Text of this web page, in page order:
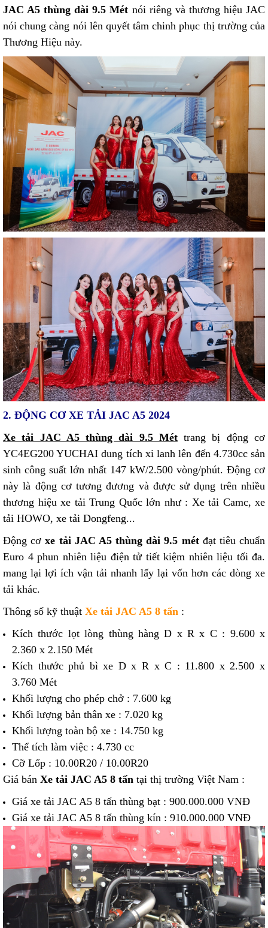
JAC A5 thùng dài 9.5 Mét nói riêng và thương hiệu JAC
nói chung càng nói lên quyết tâm chinh phục thị trường của
Thương Hiệu này.
2. ĐỘNG CƠ XE TẢI JAC A5 2024
Xe tải JAC A5 thùng dài 9.5 Méttrang bị động cơ
YC4EG200 YUCHAI dung tích xi lanh lên đến 4.730cc sản
sinh công suất lớn nhất 147 kW/2.500 vòng/phút. Động cơ
này là động cơ tương đương và được sử dụng trên nhiều
thương hiệu xe tải Trung Quốc lớn như : Xe tải Camc, xe
tải HOWO, xe tải Dongfeng...
Động cơxe tải JAC A5 thùng dài 9.5 métđạt tiêu chuẩn
Euro 4 phun nhiên liệu điện tử tiết kiệm nhiên liệu tối đa.
mang lại lợi ích vận tải nhanh lấy lại vốn hơn các dòng xe
tải khác.
Thông số kỹ thuật Xe tải JAC A5 8 tấn :
Kích thước lọt lòng thùng hàng D x R x C : 9.600 x
2.360 x 2.150 Mét
Kích thước phủ bì xe D x R x C : 11.800 x 2.500 x
3.760 Mét
Khối lượng cho phép chở : 7.600 kg
Khối lượng bản thân xe : 7.020 kg
Khối lượng toàn bộ xe : 14.750 kg
Thể tích làm việc : 4.730 cc
Cỡ Lốp : 10.00R20 / 10.00R20
Giá bán Xe tải JAC A5 8 tấn tại thị trường Việt Nam :
Giá xe tải JAC A5 8 tấn thùng bạt : 900.000.000 VNĐ
Giá xe tải JAC A5 8 tấn thùng kín : 910.000.000 VNĐ